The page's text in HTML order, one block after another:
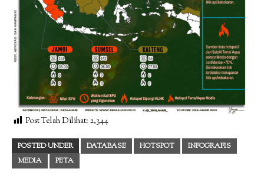
Post Telah Dilihat: 2,344
POSTED UNDER DATABASE HOTSPOT
INFOGRAFIS
MEDIA
PETA